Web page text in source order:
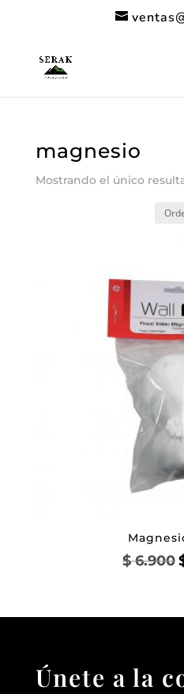
magnesio
Mostrando el único
$6.900
Únete a la